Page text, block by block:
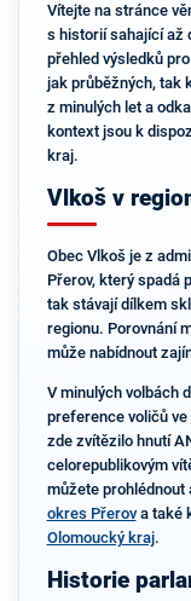
Vítejte na stránce
s historií sahající až
přehled výsledků
jak průběžných, tak
z minulých let a
kontext jsou k
kraj.
Vlkoš v
Obec Vlkoš je z
Přerov, který spadá
tak stávají dílkem
regionu. Porovnání
může nabídnout
V minulých volbách
preference voličů
zde zvítězilo hnutí
celorepublikovým
můžete prohlédnout
okres Přerova také
Olomoucký kraj.
Historie